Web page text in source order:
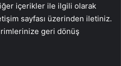
içerikler ile ilgili olarak
sayfası üzerinden iletiniz.
geri dönüş